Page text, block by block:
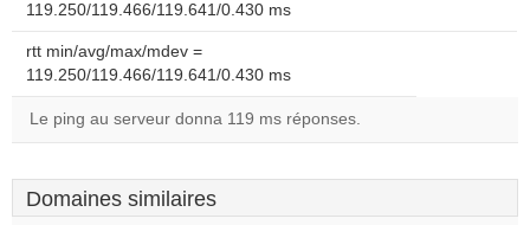
119.250/119.466/119.641/0.430 ms
rtt min/avg/max/mdev =
119.250/119.466/119.641/0.430 ms
Le ping au serveur donna 119 ms réponses.
Domaines similaires